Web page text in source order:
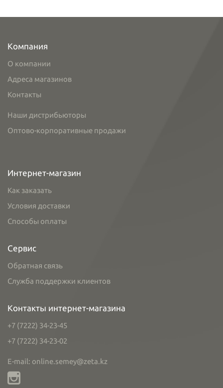
Компания
О компании
Адреса магазинов
Контакты
Наши дистрибьюторы
Оптово-корпоративные продажи
Интернет-магазин
Как заказать
Условия доставки
Способы оплаты
Сервис
Обратная связь
Служба поддержки клиентов
Контакты интернет-магазина
+7 (7222) 34-23-45
+7 (7222) 34-23-02
E-mail: online.semey@zeta.kz